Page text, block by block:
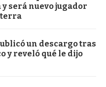
será nuevo jugador
un descargo tras
y reveló qué le dijo